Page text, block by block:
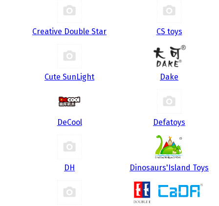
Creative Double Star CS toys
Cute SunLight Dake
DeCool Defatoys
DH Dinosaurs'Island Toys